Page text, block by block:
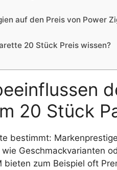
auf den Preis von Power
20 Stück Preis wissen?
20 Stück
bestimmt:
Geschmackvarianten
bieten zum Beispiel oft